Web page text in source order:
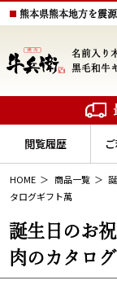
熊本県熊本地方を震
名前入り
黒毛和牛
閲覧履歴
HOME 商品一覧
タログギフト萬
誕生日のお
肉のカタロ